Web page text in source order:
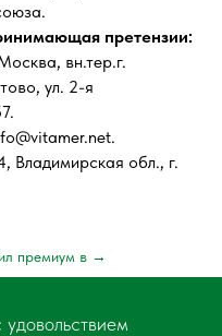
претензии:
вн.тер.г.
ул. 2-я
Владимирская обл., г.
премиум в →